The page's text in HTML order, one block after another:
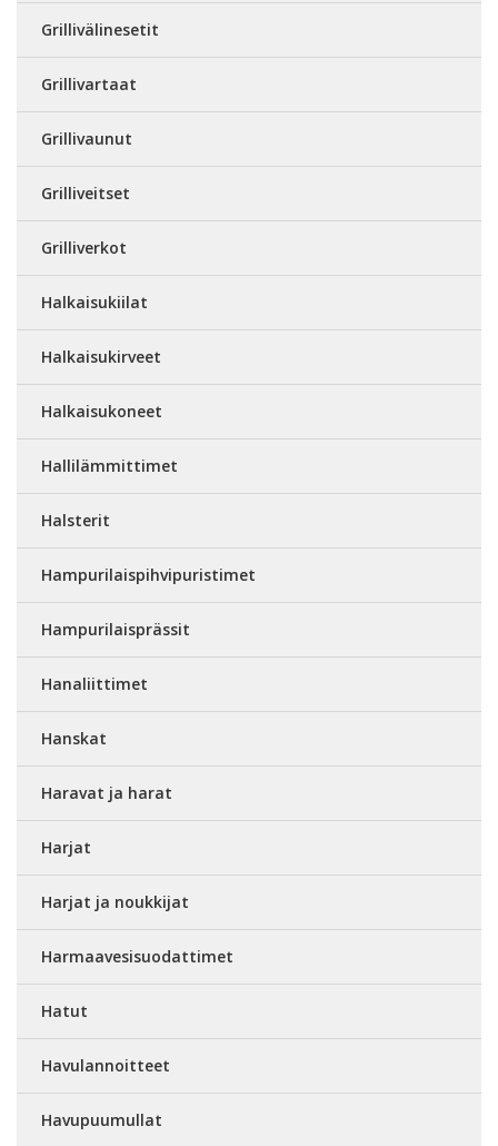
Grillivälinesetit
Grillivartaat
Grillivaunut
Grilliveitset
Grilliverkot
Halkaisukiilat
Halkaisukirveet
Halkaisukoneet
Hallilämmittimet
Halsterit
Hampurilaispihvipuristimet
Hampurilaisprässit
Hanaliittimet
Hanskat
Haravat ja harat
Harjat
Harjat ja noukkijat
Harmaavesisuodattimet
Hatut
Havulannoitteet
Havupuumullat